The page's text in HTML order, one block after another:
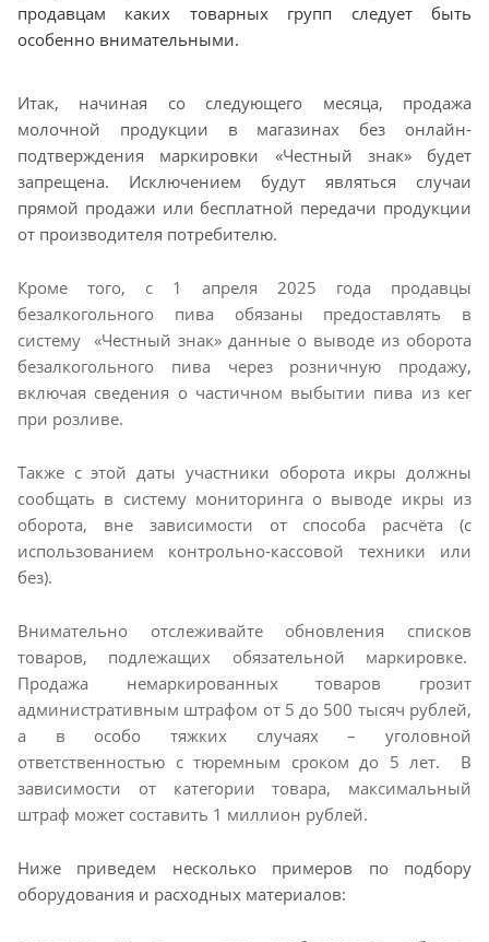
продавцам каких товарных групп следует быть
особенно внимательными.
Итак, начиная со следующего месяца, продажа
молочной продукции в магазинах без онлайн-
подтверждения маркировки «Честный знак» будет
запрещена. Исключением будут являться случаи
прямой продажи или бесплатной передачи продукции
от производителя потребителю.
Кроме того, с 1 апреля 2025 года продавцы
безалкогольного пива обязаны предоставлять в
систему «Честный знак» данные о выводе из оборота
безалкогольного пива через розничную продажу,
включая сведения о частичном выбытии пива из кег
при розливе.
Также с этой даты участники оборота икры должны
сообщать в систему мониторинга о выводе икры из
оборота, вне зависимости от способа расчёта (с
использованием контрольно-кассовой техники или
без).
Внимательно отслеживайте обновления списков
товаров, подлежащих обязательной маркировке.
Продажа немаркированных товаров грозит
административным штрафом от 5 до 500 тысяч рублей,
а в особо тяжких случаях – уголовной
ответственностью с тюремным сроком до 5 лет. В
зависимости от категории товара, максимальный
штраф может составить 1 миллион рублей.
Ниже приведем несколько примеров по подбору
оборудования и расходных материалов: